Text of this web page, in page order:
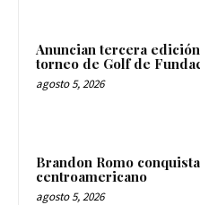
Anuncian tercera
torneo de Golf de
agosto 5, 2026
Brandon Romo
centroamericano
agosto 5, 2026